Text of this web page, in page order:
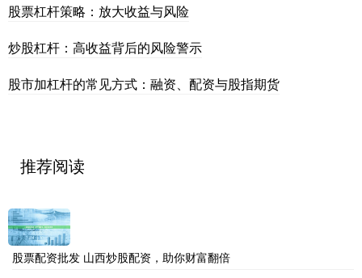
股票杠杆策略：放大收益与风险
炒股杠杆：高收益背后的风险警示
股市加杠杆的常见方式：融资、配资与股指期货
推荐阅读
股票配资批发 山西炒股配资，助你财富翻倍